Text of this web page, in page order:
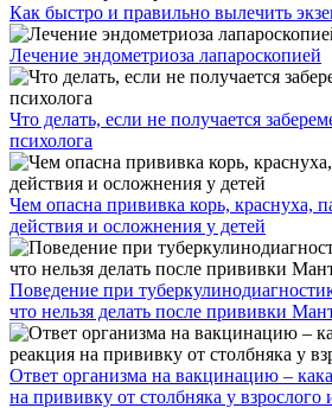
Как быстро и правильно вылечить
Лечение эндометриоза лапароскопией
Что делать, если не получается
психолога
Чем опасна прививка корь, краснуха,
действия и осложнения у детей
Поведение при
что нельзя делать после прививки
Ответ организма на вакцинацию –
на прививку от столбняка у взрослого